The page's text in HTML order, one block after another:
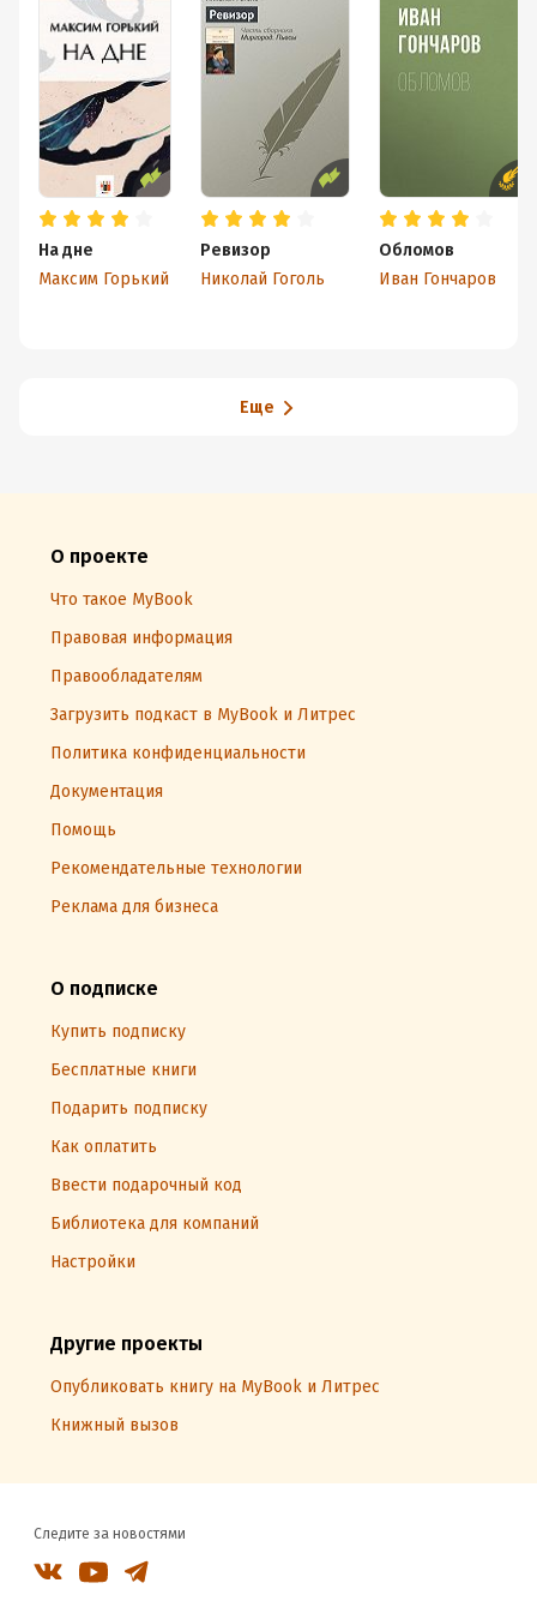
На дне
Максим Горький
Ревизор
Николай Гоголь
Обломов
Иван Гончаров
Еще
О проекте
Что такое MyBook
Правовая информация
Правообладателям
Загрузить подкаст в MyBook и Литрес
Политика конфиденциальности
Документация
Помощь
Рекомендательные технологии
Реклама для бизнеса
О подписке
Купить подписку
Бесплатные книги
Подарить подписку
Как оплатить
Ввести подарочный код
Библиотека для компаний
Настройки
Другие проекты
Опубликовать книгу на MyBook и Литрес
Книжный вызов
Следите за новостями